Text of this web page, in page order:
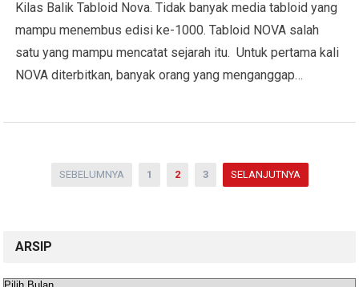
Kilas Balik Tabloid Nova. Tidak banyak media tabloid yang
mampu menembus edisi ke-1000. Tabloid NOVA salah
satu yang mampu mencatat sejarah itu. Untuk pertama kali
NOVA diterbitkan, banyak orang yang menganggap…
SEBELUMNYA 1 2 3 SELANJUTNYA
ARSIP
Arsip